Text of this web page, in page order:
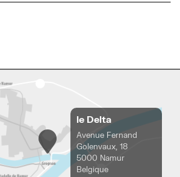
le Delta
Avenue Fernand
Golenvaux, 18
5000 Namur
Belgique